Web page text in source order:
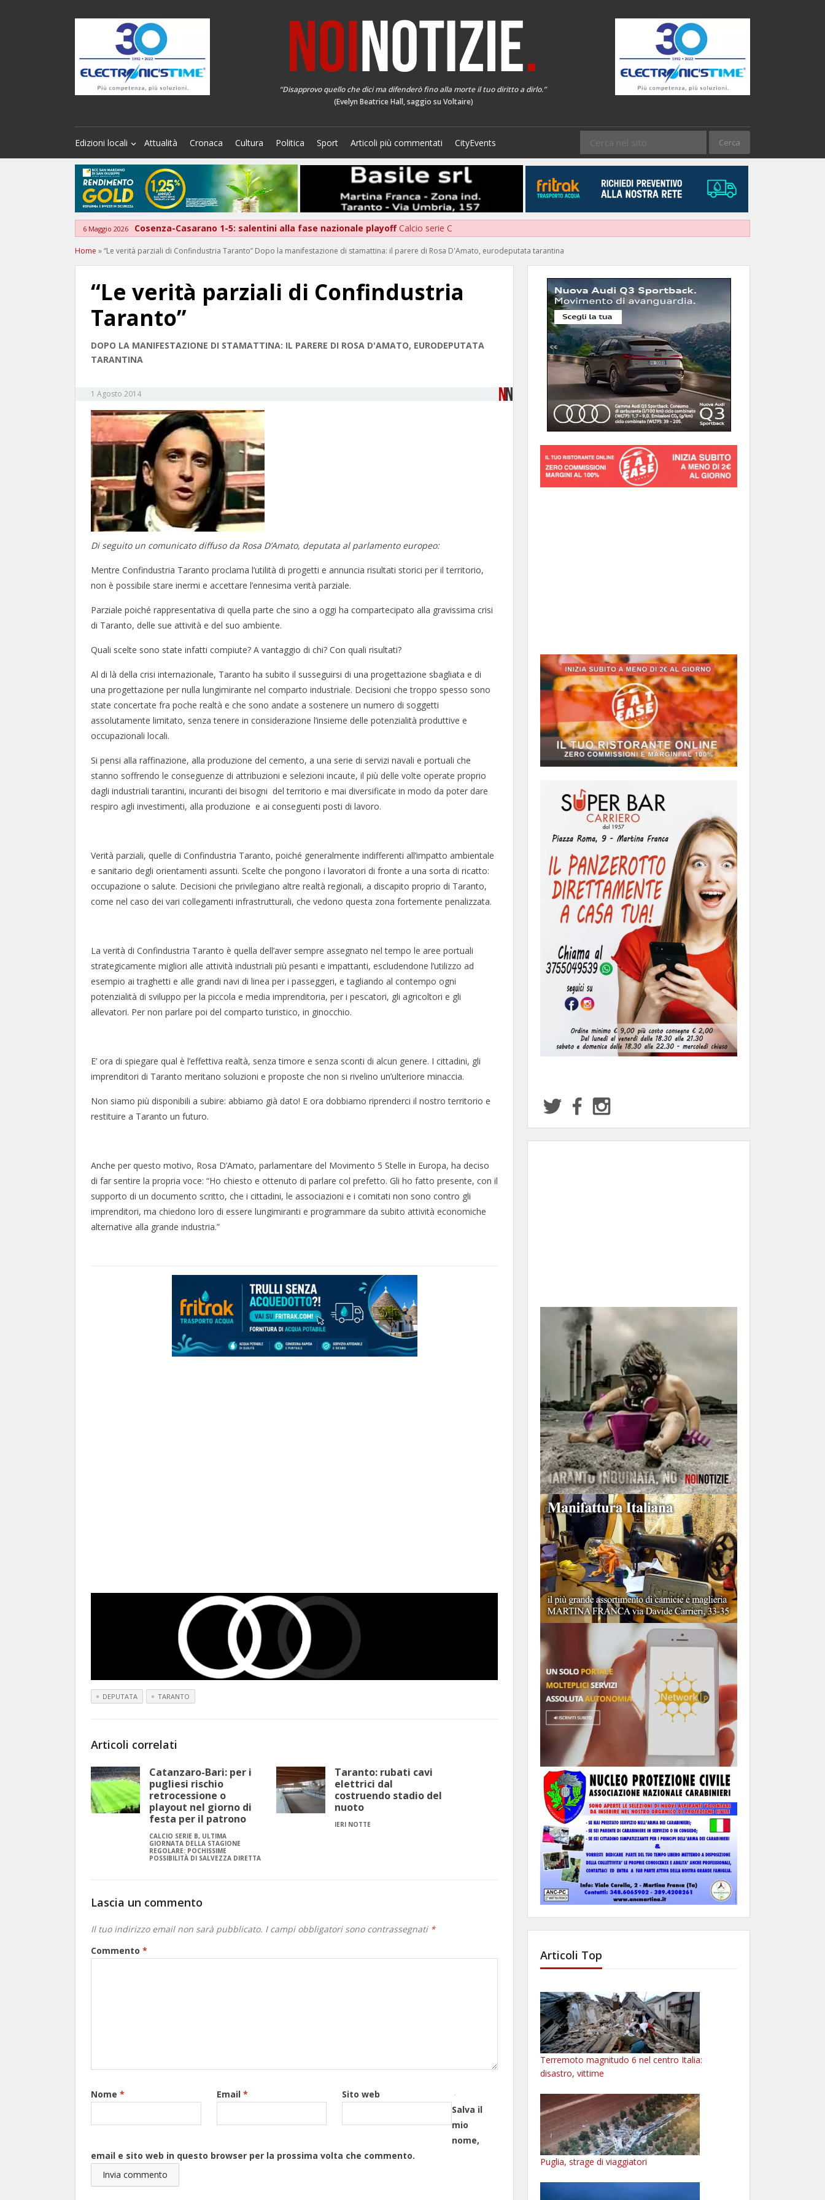
“Disapprovo quello che dici ma difenderò fino alla morte il tuo diritto a dirlo.”
(Evelyn Beatrice Hall, saggio su Voltaire)
Edizioni locali Attualità Cronaca Cultura Politica Sport Articoli più commentati CityEvents
6 Maggio 2026 Cosenza-Casarano 1-5: salentini alla fase nazionale playoffCalcio serie C
Home »“Le verità parziali di Confindustria Taranto” Dopo la manifestazione di stamattina: il parere di Rosa D'Amato, eurodeputata tarantina
“Le verità parziali di Confindustria
Taranto”
DOPO LA MANIFESTAZIONE DI STAMATTINA: IL PARERE DI ROSA D'AMATO, EURODEPUTATA
TARANTINA
1 Agosto 2014
Di seguito un comunicato diffuso da Rosa D’Amato, deputata al parlamento europeo:
Mentre Confindustria Taranto proclama l’utilità di progetti e annuncia risultati storici per il territorio,
non è possibile stare inermi e accettare l’ennesima verità parziale.
Parziale poiché rappresentativa di quella parte che sino a oggi ha compartecipato alla gravissima crisi
di Taranto, delle sue attività e del suo ambiente.
Quali scelte sono state infatti compiute? A vantaggio di chi? Con quali risultati?
Al di là della crisi internazionale, Taranto ha subito il susseguirsi di una progettazione sbagliata e di
una progettazione per nulla lungimirante nel comparto industriale. Decisioni che troppo spesso sono
state concertate fra poche realtà e che sono andate a sostenere un numero di soggetti
assolutamente limitato, senza tenere in considerazione l’insieme delle potenzialità produttive e
occupazionali locali.
Si pensi alla raffinazione, alla produzione del cemento, a una serie di servizi navali e portuali che
stanno soffrendo le conseguenze di attribuzioni e selezioni incaute, il più delle volte operate proprio
dagli industriali tarantini, incuranti dei bisogni del territorio e mai diversificate in modo da poter dare
respiro agli investimenti, alla produzione e ai conseguenti posti di lavoro.
Verità parziali, quelle di Confindustria Taranto, poiché generalmente indifferenti all’impatto ambientale
e sanitario degli orientamenti assunti. Scelte che pongono i lavoratori di fronte a una sorta di ricatto:
occupazione o salute. Decisioni che privilegiano altre realtà regionali, a discapito proprio di Taranto,
come nel caso dei vari collegamenti infrastrutturali, che vedono questa zona fortemente penalizzata.
La verità di Confindustria Taranto è quella dell’aver sempre assegnato nel tempo le aree portuali
strategicamente migliori alle attività industriali più pesanti e impattanti, escludendone l’utilizzo ad
esempio ai traghetti e alle grandi navi di linea per i passeggeri, e tagliando al contempo ogni
potenzialità di sviluppo per la piccola e media imprenditoria, per i pescatori, gli agricoltori e gli
allevatori. Per non parlare poi del comparto turistico, in ginocchio.
E’ ora di spiegare qual è l’effettiva realtà, senza timore e senza sconti di alcun genere. I cittadini, gli
imprenditori di Taranto meritano soluzioni e proposte che non si rivelino un’ulteriore minaccia.
Non siamo più disponibili a subire: abbiamo già dato! E ora dobbiamo riprenderci il nostro territorio e
restituire a Taranto un futuro.
Anche per questo motivo, Rosa D’Amato, parlamentare del Movimento 5 Stelle in Europa, ha deciso
di far sentire la propria voce: “Ho chiesto e ottenuto di parlare col prefetto. Gli ho fatto presente, con il
supporto di un documento scritto, che i cittadini, le associazioni e i comitati non sono contro gli
imprenditori, ma chiedono loro di essere lungimiranti e programmare da subito attività economiche
alternative alla grande industria.”
DEPUTATA TARANTO
Articoli correlati
Catanzaro-Bari: per i
pugliesi rischio
retrocessione o
playout nel giorno di
festa per il patrono
CALCIO SERIE B, ULTIMA
GIORNATA DELLA STAGIONE
REGOLARE: POCHISSIME
POSSIBILITÀ DI SALVEZZA DIRETTA
Taranto: rubati cavi
elettrici dal
costruendo stadio del
nuoto
IERI NOTTE
Lascia un commento
Il tuo indirizzo email non sarà pubblicato. I campi obbligatori sono contrassegnati *
Commento *
Nome * Email *
Sito web
Salva il
mio
nome,
email e sito web in questo browser per la prossima volta che commento.
Articoli Top
Terremoto magnitudo 6 nel centro Italia:
disastro, vittime
Puglia, strage di viaggiatori